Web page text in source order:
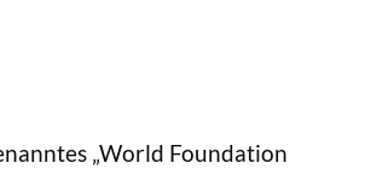
„World Foundation